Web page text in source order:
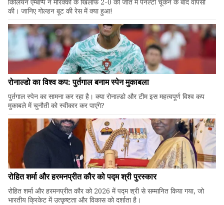
की। जानिए गोल्डन बूट की रेस में क्या हुआ!
रोनाल्डो का विश्व कप: पुर्तगाल बनाम स्पेन मुकाबला
पुर्तगाल स्पेन का सामना कर रहा है। क्या रोनाल्डो और टीम इस महत्वपूर्ण विश्व कप
मुकाबले में चुनौती को स्वीकार कर पाएंगे?
रोहित शर्मा और हरमनप्रीत कौर को पद्म श्री पुरस्कार
रोहित शर्मा और हरमनप्रीत कौर को 2026 में पद्म श्री से सम्मानित किया गया, जो
भारतीय क्रिकेट में उत्कृष्टता और विकास को दर्शाता है।